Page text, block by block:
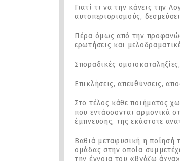
Γιατί τι να την κάνεις την
αυτοπεριορισμούς,
Πέρα όμως από την προφανώς
ερωτήσεις και
Σποραδικές
Επικλήσεις, απευθύνσεις,
Στο τέλος κάθε ποιήματος
που εντάσσονται αρμονικά
έμπνευσης, της εκάστοτε
Βαθιά μεταφυσική η ποίησή
ομάδας στην οποία
την έννοια του «βγάζω